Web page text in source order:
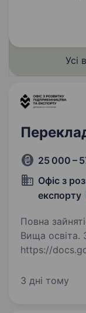
Куратора…
Усі
25 000 –
Офіс з
експорту
Повна
Вища освіта. ЗАВДАННЯ:
https://
3 дні тому